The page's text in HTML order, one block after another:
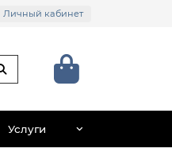
Личный кабинет
Услуги